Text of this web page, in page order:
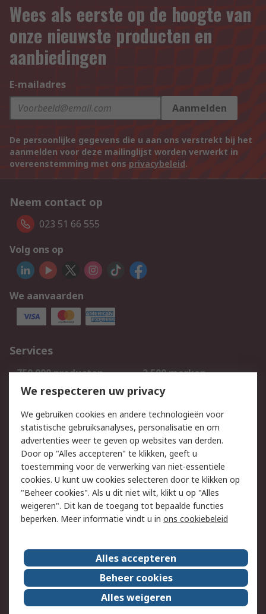
Wees als eerste op de hoogte van
onze nieuwste producten en
aanbiedingen
E-mailadres
Aanmelden
De persoonlijke gegevens die u aan ons verstrekt bij het
aanmelden voor deze mailinglijst worden verwerkt in
overeenstemming met ons privacybeleid.
Neem contact op
023 51 66 555
Volg ons op
We aanvaarden
Services
750.000 producten
2.500 merken
Bestellen
Inkoopoplossingen
Track & Trace
Wettelijk
Cookiebeleid
Email veiligheid
Privacybeleid
Websitevoorwaarden
Algemene
verkoopvoorwaarden
Over RS
RS Group
Over ons
RS wereldwijd
Werken bij RS
ESG
We respecteren uw privacy
We gebruiken cookies en andere technologieën voor
statistische gebruiksanalyses, personalisatie en om
advertenties weer te geven op websites van derden.
Door op "Alles accepteren" te klikken, geeft u
toestemming voor de verwerking van niet-essentiële
cookies. U kunt uw cookies selecteren door te klikken op
"Beheer cookies". Als u dit niet wilt, klikt u op "Alles
weigeren". Dit kan de toegang tot bepaalde functies
beperken. Meer informatie vindt u in ons cookiebeleid
Alles accepteren
Beheer cookies
Alles weigeren